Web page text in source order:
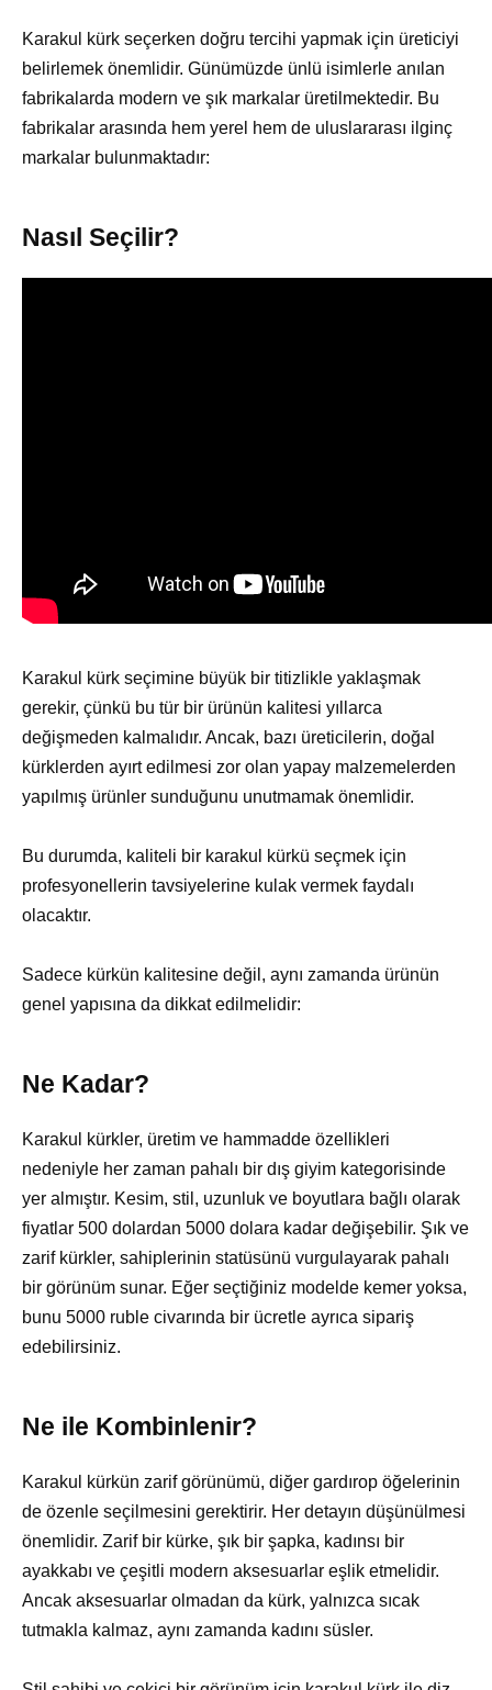
Karakul kürk seçerken doğru tercihi yapmak için üreticiyi
belirlemek önemlidir. Günümüzde ünlü isimlerle anılan
fabrikalarda modern ve şık markalar üretilmektedir. Bu
fabrikalar arasında hem yerel hem de uluslararası ilginç
markalar bulunmaktadır:
Nasıl Seçilir?
Karakul kürk seçimine büyük bir titizlikle yaklaşmak
gerekir, çünkü bu tür bir ürünün kalitesi yıllarca
değişmeden kalmalıdır. Ancak, bazı üreticilerin, doğal
kürklerden ayırt edilmesi zor olan yapay malzemelerden
yapılmış ürünler sunduğunu unutmamak önemlidir.
Bu durumda, kaliteli bir karakul kürkü seçmek için
profesyonellerin tavsiyelerine kulak vermek faydalı
olacaktır.
Sadece kürkün kalitesine değil, aynı zamanda ürünün
genel yapısına da dikkat edilmelidir:
Ne Kadar?
Karakul kürkler, üretim ve hammadde özellikleri
nedeniyle her zaman pahalı bir dış giyim kategorisinde
yer almıştır. Kesim, stil, uzunluk ve boyutlara bağlı olarak
fiyatlar 500 dolardan 5000 dolara kadar değişebilir. Şık ve
zarif kürkler, sahiplerinin statüsünü vurgulayarak pahalı
bir görünüm sunar. Eğer seçtiğiniz modelde kemer yoksa,
bunu 5000 ruble civarında bir ücretle ayrıca sipariş
edebilirsiniz.
Ne ile Kombinlenir?
Karakul kürkün zarif görünümü, diğer gardırop öğelerinin
de özenle seçilmesini gerektirir. Her detayın düşünülmesi
önemlidir. Zarif bir kürke, şık bir şapka, kadınsı bir
ayakkabı ve çeşitli modern aksesuarlar eşlik etmelidir.
Ancak aksesuarlar olmadan da kürk, yalnızca sıcak
tutmakla kalmaz, aynı zamanda kadını süsler.